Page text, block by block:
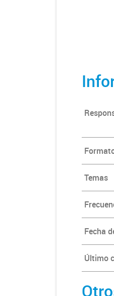
Temas
Fecha
Último